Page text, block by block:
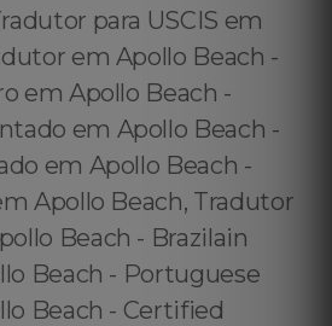
para USCIS em
em Apollo Beach -
em Apollo Beach -
em Apollo Beach -
em Apollo Beach -
Apollo Beach, Tradutor
Beach - Brazilain
Beach - Portuguese
Beach - Certified